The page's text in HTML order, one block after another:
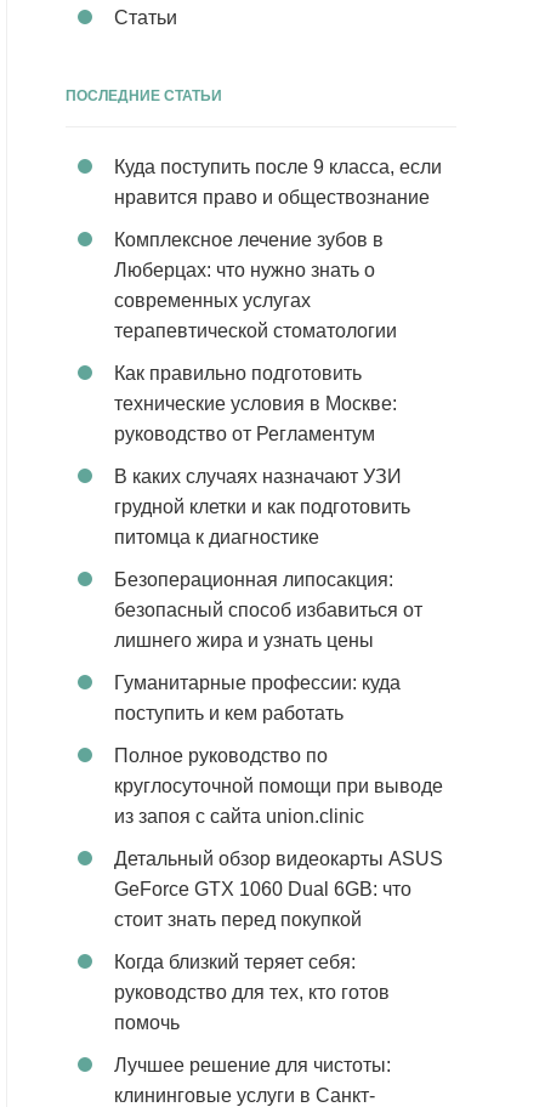
Статьи
ПОСЛЕДНИЕ СТАТЬИ
Куда поступить после 9 класса, если
нравится право и обществознание
Комплексное лечение зубов в
Люберцах: что нужно знать о
современных услугах
терапевтической стоматологии
Как правильно подготовить
технические условия в Москве:
руководство от Регламентум
В каких случаях назначают УЗИ
грудной клетки и как подготовить
питомца к диагностике
Безоперационная липосакция:
безопасный способ избавиться от
лишнего жира и узнать цены
Гуманитарные профессии: куда
поступить и кем работать
Полное руководство по
круглосуточной помощи при выводе
из запоя с сайта union.clinic
Детальный обзор видеокарты ASUS
GeForce GTX 1060 Dual 6GB: что
стоит знать перед покупкой
Когда близкий теряет себя:
руководство для тех, кто готов
помочь
Лучшее решение для чистоты:
клининговые услуги в Санкт-